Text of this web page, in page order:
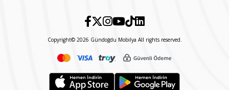
Copyright© 2026 Gündoğdu Mobilya All rights reserved.